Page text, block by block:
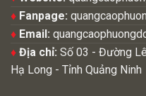
♦ Fanpage:
♦ Email:
♦ Địa chỉ: Số 03 - Đường Lê
Hạ Long - Tỉnh Quảng Ninh